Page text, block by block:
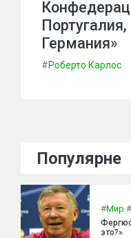
Германия»
#Роберто Карлос
Популярне
#Мир #
это?»